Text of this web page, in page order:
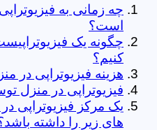
چه زمانی به
است؟
چگونه یک
کنیم؟
هزینه فیزیوتراپی در
فیزیوتراپی در منزل
یک مرکز فیزیوتراپی
های زیر را داشته